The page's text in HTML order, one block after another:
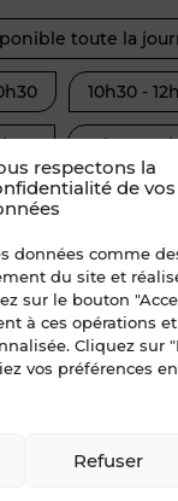
respectons la
de vos
données comme
du site et
sur le bouton
à ces opérations
Cliquez sur
vos préférences
Refuser
toute la
10h30 -
14h00 -
17h00 -